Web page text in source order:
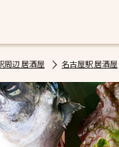
周辺 居酒屋 名古屋駅 居酒屋